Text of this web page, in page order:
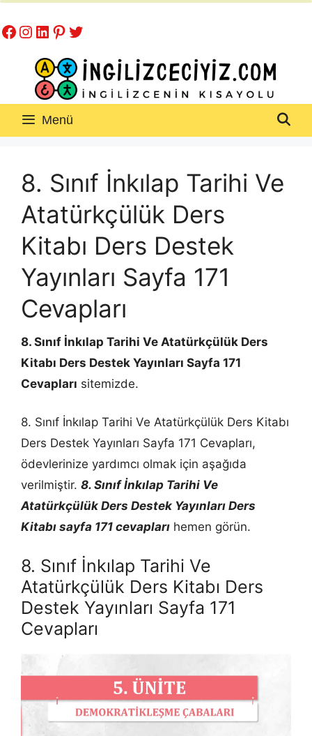
atla
Facebook
Instagram
LinkedIn
Pinterest
Twitter
Menü
8. Sınıf İnkılap Tarihi Ve
Atatürkçülük Ders
Kitabı Ders Destek
Yayınları Sayfa 171
Cevapları
8. Sınıf İnkılap Tarihi Ve Atatürkçülük Ders
Kitabı Ders Destek Yayınları Sayfa 171
Cevapları sitemizde.
8. Sınıf İnkılap Tarihi Ve Atatürkçülük Ders Kitabı
Ders Destek Yayınları Sayfa 171 Cevapları,
ödevlerinize yardımcı olmak için aşağıda
verilmiştir. 8. Sınıf İnkılap Tarihi Ve
Atatürkçülük Ders Destek Yayınları Ders
Kitabı sayfa 171 cevapları hemen görün.
8. Sınıf İnkılap Tarihi Ve
Atatürkçülük Ders Kitabı Ders
Destek Yayınları Sayfa 171
Cevapları